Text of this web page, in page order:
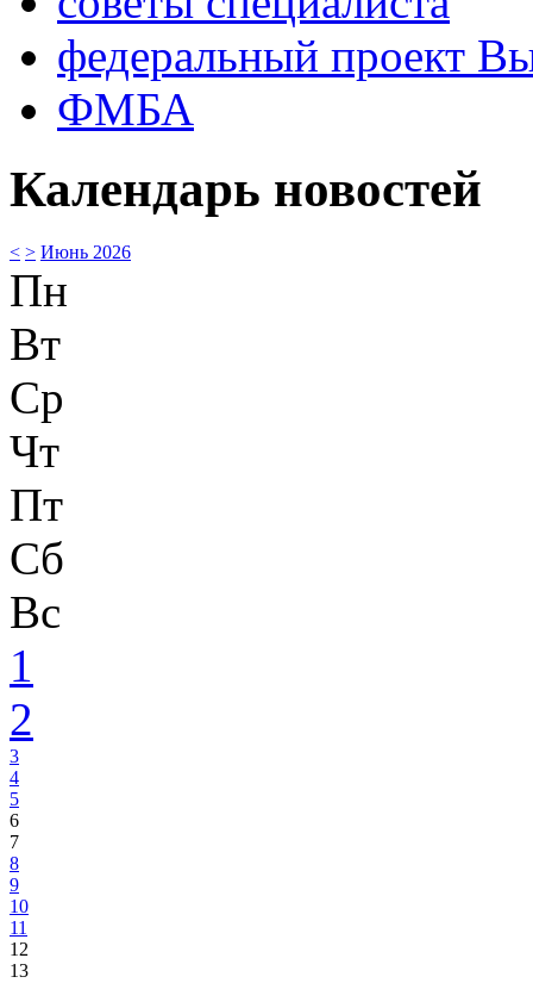
федеральный проект
ФМБА
Календарь новостей
< > Июнь 2026
Пн
Вт
Ср
Чт
Пт
Сб
Вс
1
2
3
4
5
6
7
8
9
10
11
12
13